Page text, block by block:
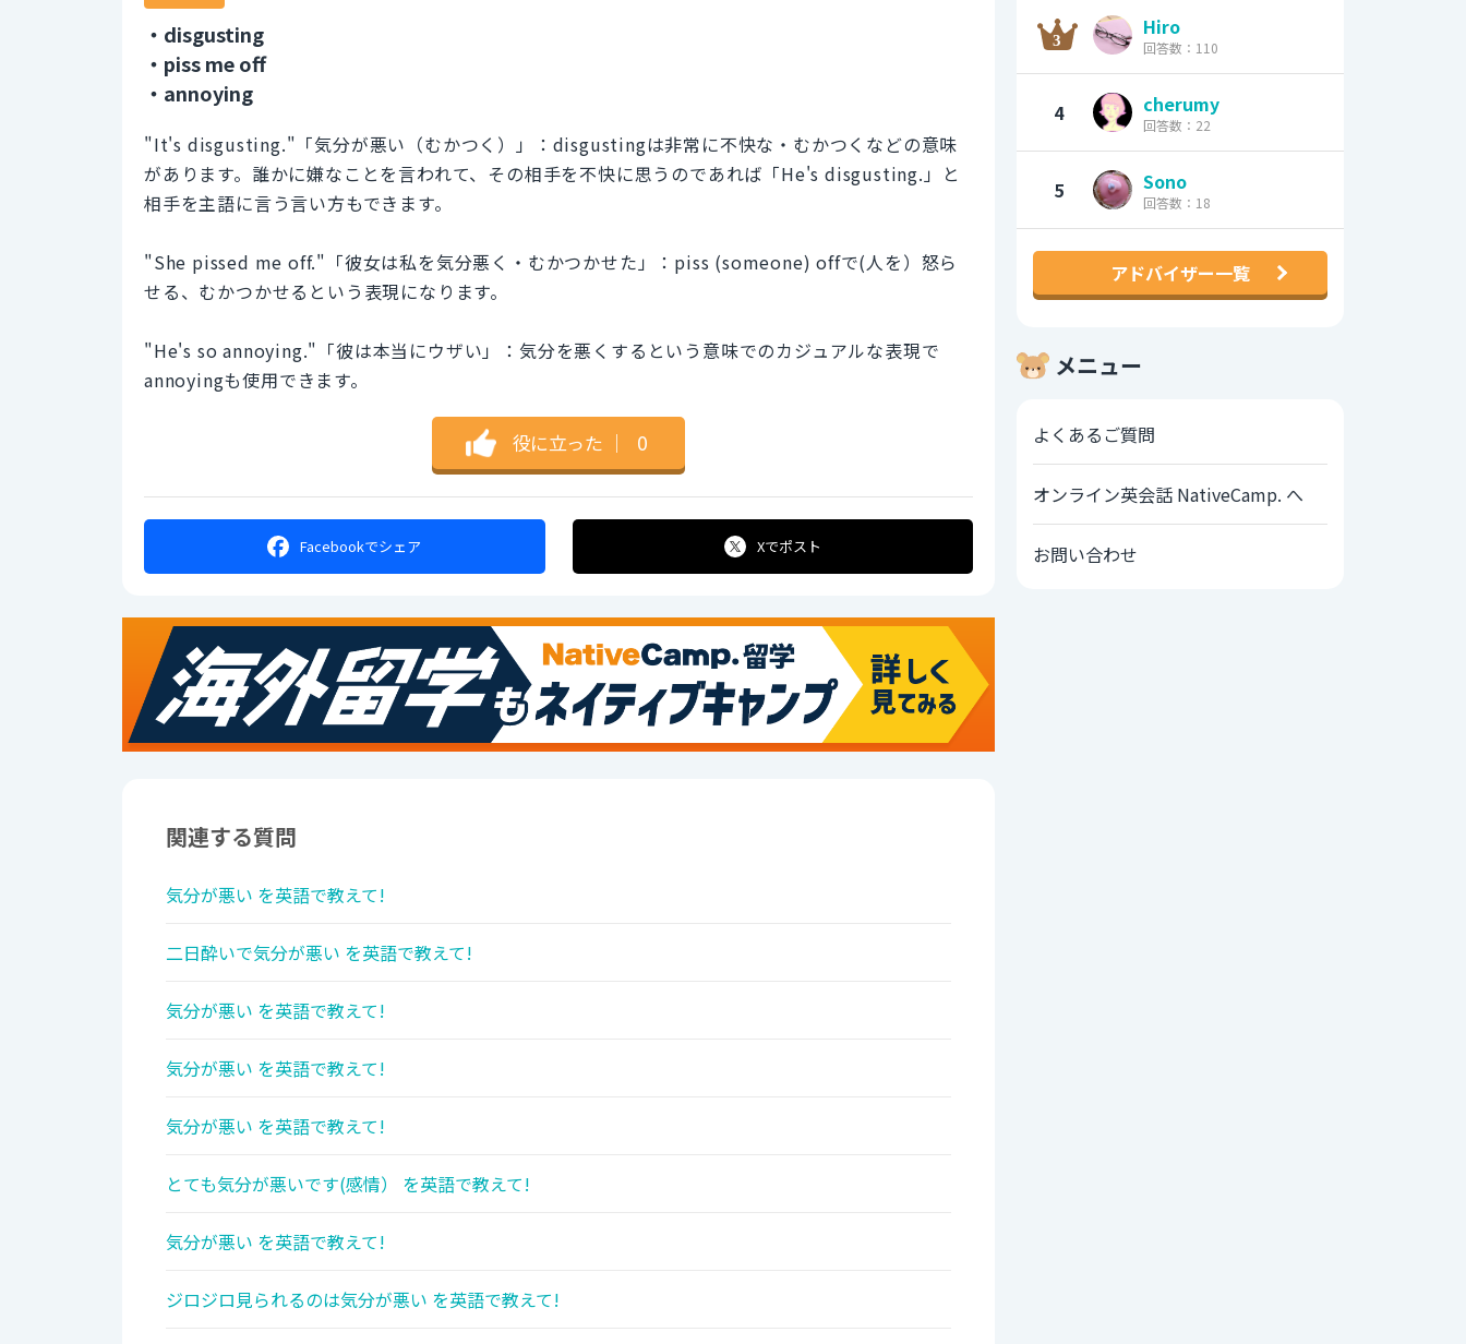
・disgusting
・piss me off
・annoying
"It's disgusting."「気分が悪い（むかつく）」：disgustingは非常に不快な・むかつくなどの意味
があります。誰かに嫌なことを言われて、その相手を不快に思うのであれば「He's disgusting.」と
相手を主語に言う言い方もできます。
"She pissed me off."「彼女は私を気分悪く・むかつかせた」：piss (someone) offで(人を）怒ら
せる、むかつかせるという表現になります。
"He's so annoying."「彼は本当にウザい」：気分を悪くするという意味でのカジュアルな表現で
annoyingも使用できます。
役に立った ｜ 0
Facebookでシェア Xでポスト
関連する質問
気分が悪い を英語で教えて!
二日酔いで気分が悪い を英語で教えて!
気分が悪い を英語で教えて!
気分が悪い を英語で教えて!
気分が悪い を英語で教えて!
とても気分が悪いです(感情） を英語で教えて!
気分が悪い を英語で教えて!
ジロジロ見られるのは気分が悪い を英語で教えて!
Hiro
回答数：110
4 cherumy
回答数：22
5 Sono
回答数：18
アドバイザー一覧
メニュー
よくあるご質問
オンライン英会話 NativeCamp. へ
お問い合わせ